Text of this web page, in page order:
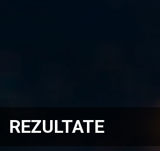
REZULTATE